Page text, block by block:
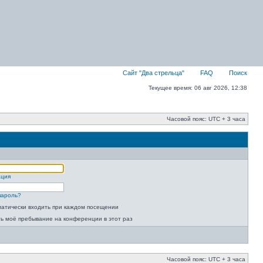
Сайт "Два стрельца" FAQ Поиск
Текущее время: 06 авг 2026, 12:38
Часовой пояс: UTC + 3 часа
входить при каждом посещении
моё пребывание на конференции в этот раз
Часовой пояс: UTC + 3 часа